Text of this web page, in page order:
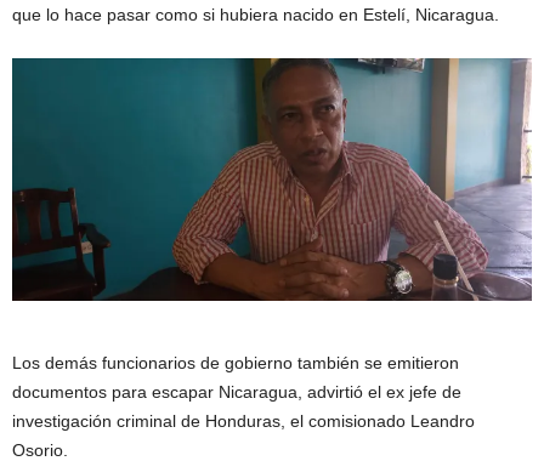
que lo hace pasar como si hubiera nacido en Estelí, Nicaragua.
Los demás funcionarios de gobierno también se emitieron
documentos para escapar Nicaragua, advirtió el ex jefe de
investigación criminal de Honduras, el comisionado Leandro
Osorio.